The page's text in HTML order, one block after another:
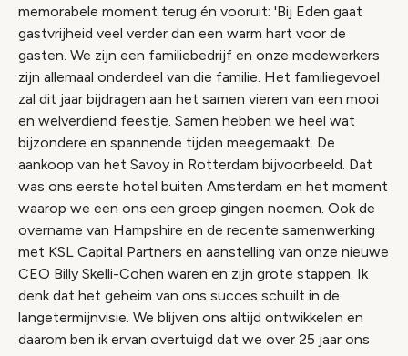
memorabele moment terug én vooruit: 'Bij Eden gaat
gastvrijheid veel verder dan een warm hart voor de
gasten. We zijn een familiebedrijf en onze medewerkers
zijn allemaal onderdeel van die familie. Het familiegevoel
zal dit jaar bijdragen aan het samen vieren van een mooi
en welverdiend feestje. Samen hebben we heel wat
bijzondere en spannende tijden meegemaakt. De
aankoop van het Savoy in Rotterdam bijvoorbeeld. Dat
was ons eerste hotel buiten Amsterdam en het moment
waarop we een ons een groep gingen noemen. Ook de
overname van Hampshire en de recente samenwerking
met KSL Capital Partners en aanstelling van onze nieuwe
CEO Billy Skelli-Cohen waren en zijn grote stappen. Ik
denk dat het geheim van ons succes schuilt in de
langetermijnvisie. We blijven ons altijd ontwikkelen en
daarom ben ik ervan overtuigd dat we over 25 jaar ons